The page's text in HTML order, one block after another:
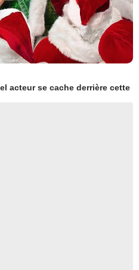
acteur se cache derrière cette